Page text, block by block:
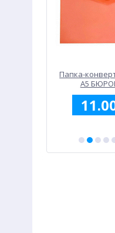
Папка-
A5